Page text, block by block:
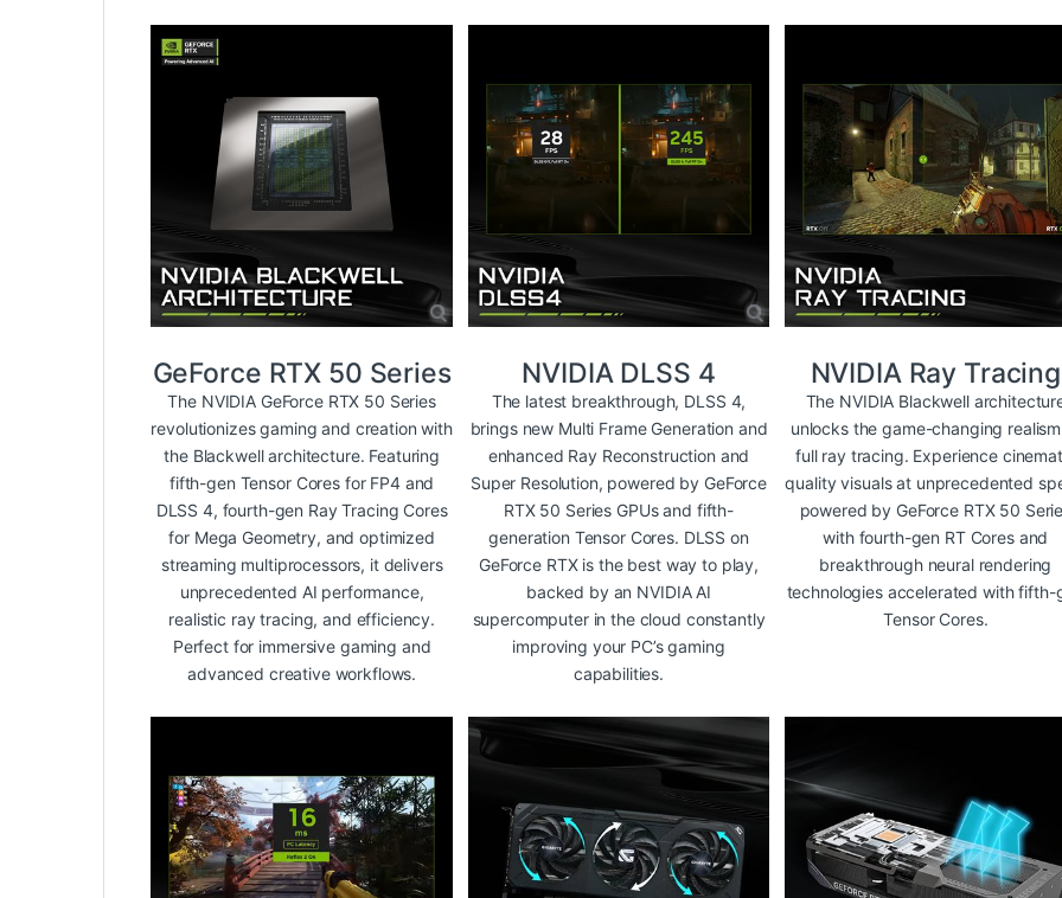
GeForce RTX 50 Series
The NVIDIA GeForce RTX 50 Series
revolutionizes gaming and creation with
the Blackwell architecture. Featuring
fifth-gen Tensor Cores for FP4 and
DLSS 4, fourth-gen Ray Tracing Cores
for Mega Geometry, and optimized
streaming multiprocessors, it delivers
unprecedented AI performance,
realistic ray tracing, and efficiency.
Perfect for immersive gaming and
advanced creative workflows.
NVIDIA DLSS 4
The latest breakthrough, DLSS 4,
brings new Multi Frame Generation and
enhanced Ray Reconstruction and
Super Resolution, powered by GeForce
RTX 50 Series GPUs and fifth-
generation Tensor Cores. DLSS on
GeForce RTX is the best way to play,
backed by an NVIDIA AI
supercomputer in the cloud constantly
improving your PC’s gaming
capabilities.
NVIDIA Ray Tracing
The NVIDIA Blackwell
unlocks the game-changing
full ray tracing. Experience
quality visuals at unprecedented
powered by GeForce RTX 50
with fourth-gen RT Cores and
breakthrough neural rendering
technologies accelerated with fifth-
Tensor Cores.